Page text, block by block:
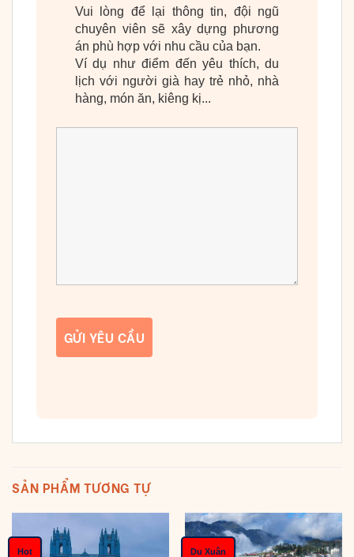
Vui lòng để lại thông tin, đội ngũ
chuyên viên sẽ xây dựng phương
án phù hợp với nhu cầu của bạn.
Ví dụ như điểm đến yêu thích, du
lịch với người già hay trẻ nhỏ, nhà
hàng, món ăn, kiêng kị...
SẢN PHẨM TƯƠNG TỰ
Hot Du Xuân